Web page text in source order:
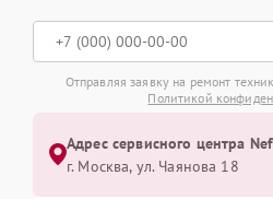
Отправляя заявку на ремонт
Политикой
Адрес сервисного центра
г. Москва, ул. Чаянова 18